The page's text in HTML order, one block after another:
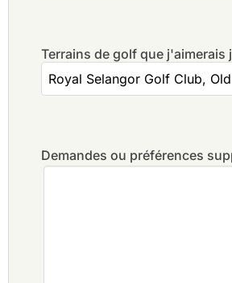
Terrains de golf que j'aimerais
Demandes ou préférences